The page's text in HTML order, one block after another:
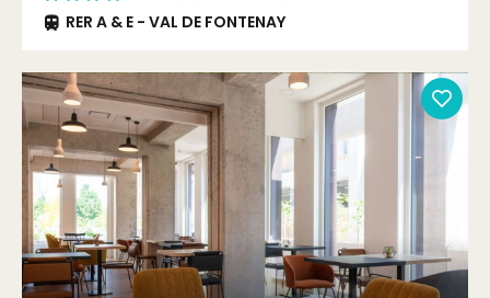
RER A & E - VAL DE FONTENAY